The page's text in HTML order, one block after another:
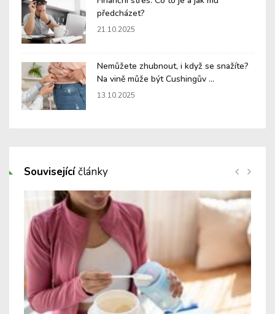
předcházet?
21.10.2025
Nemůžete zhubnout, i když se snažíte?
Na vině může být Cushingův ...
13.10.2025
Souvisejícíčlánky